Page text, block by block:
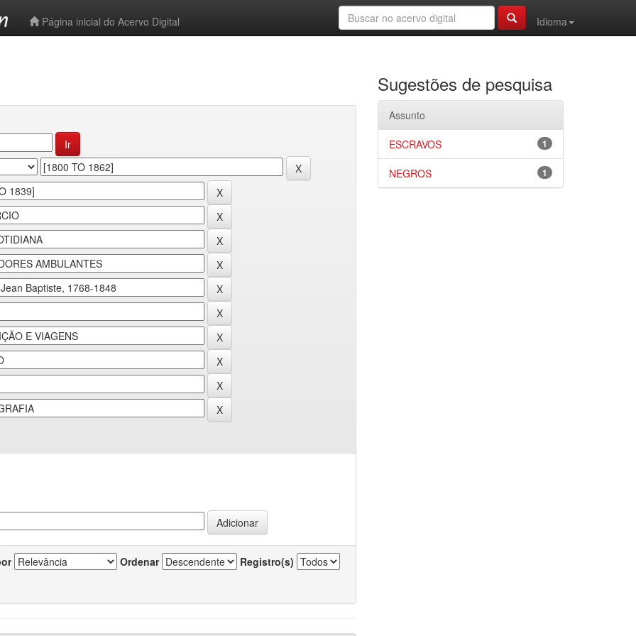
Página inicial do Acervo Digital
Idioma
Ordenar Registro(s)
Sugestões de pesquisa
Assunto
1
ESCRAVOS
1
NEGROS